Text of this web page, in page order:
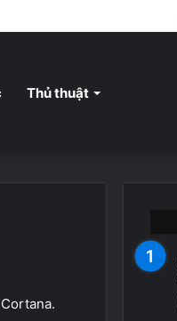
drive khi bị giới
Thủ thuật